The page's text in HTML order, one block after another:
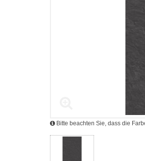
Bitte beachten Sie, dass die